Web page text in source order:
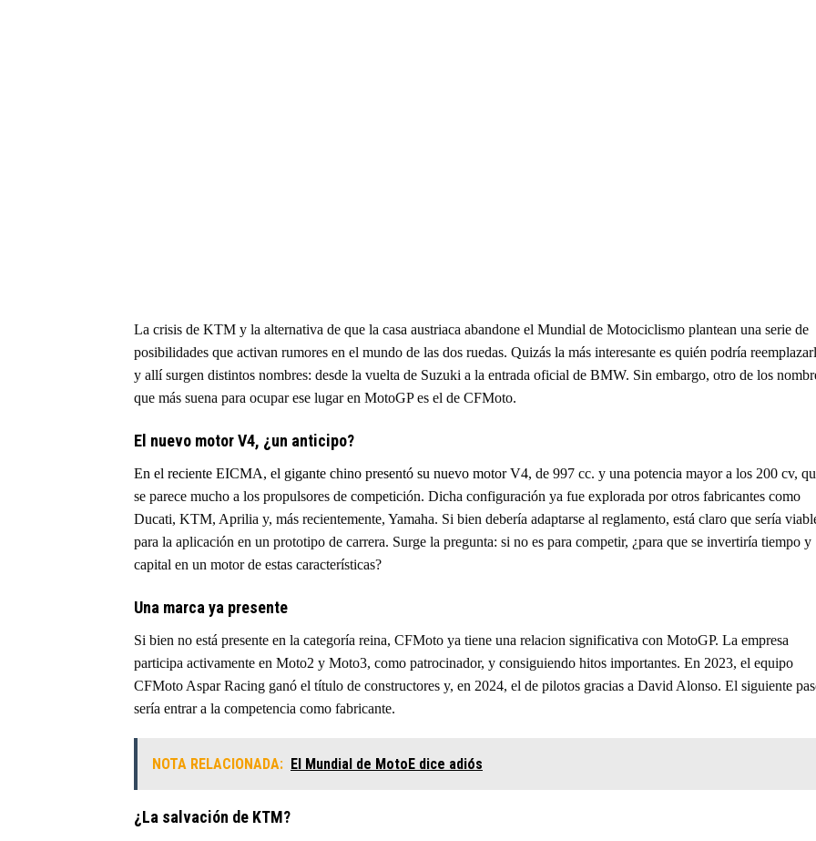
La crisis de KTM y la alternativa de que la casa austriaca abandone el Mundial de Motociclismo plantean una serie de
posibilidades que activan rumores en el mundo de las dos ruedas. Quizás la más interesante es quién podría
y allí surgen distintos nombres: desde la vuelta de Suzuki a la entrada oficial de BMW. Sin embargo, otro de los
que más suena para ocupar ese lugar en MotoGP es el de CFMoto.
El nuevo motor V4, ¿un anticipo?
En el reciente EICMA, el gigante chino presentó su nuevo motor V4, de 997 cc. y una potencia mayor a los 200 cv,
se parece mucho a los propulsores de competición. Dicha configuración ya fue explorada por otros fabricantes como
Ducati, KTM, Aprilia y, más recientemente, Yamaha. Si bien debería adaptarse al reglamento, está claro que sería
para la aplicación en un prototipo de carrera. Surge la pregunta: si no es para competir, ¿para que se invertiría tiempo y
capital en un motor de estas características?
Una marca ya presente
Si bien no está presente en la categoría reina, CFMoto ya tiene una relacion significativa con MotoGP. La empresa
participa activamente en Moto2 y Moto3, como patrocinador, y consiguiendo hitos importantes. En 2023, el equipo
CFMoto Aspar Racing ganó el título de constructores y, en 2024, el de pilotos gracias a David Alonso. El siguiente
sería entrar a la competencia como fabricante.
NOTA RELACIONADA: El Mundial de MotoE dice adiós
¿La salvación de KTM?